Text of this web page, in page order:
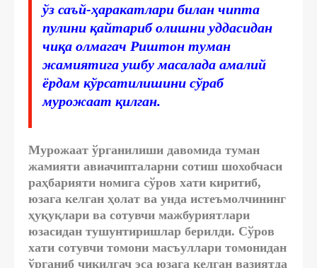
ўз саъй-ҳаракатлари билан чипта
пулини қайтариб олишни уддасидан
чиқа олмагач Риштон туман
жамиятига ушбу масалада амалий
ёрдам кўрсатилишини сўраб
мурожаат қилган.
Мурожаат ўрганилиши давомида туман
жамияти авиачипталарни сотиш шохобчаси
раҳбарияти номига сўров хати киритиб,
юзага келган ҳолат ва унда истеъмолчининг
ҳуқуқлари ва сотувчи мажбуриятлари
юзасидан тушунтиришлар берилди. Сўров
хати сотувчи томони масъуллари томонидан
ўрганиб чиқилгач эса юзага келган вазиятда